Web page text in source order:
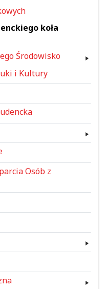
koła
Środowisko
i Kultury
Osób z